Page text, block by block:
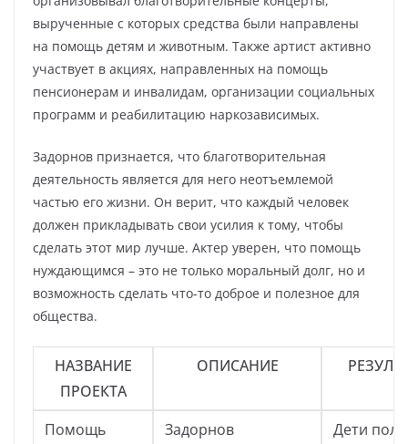
вырученные с которых средства были направлены
на помощь детям и животным. Также артист активно
участвует в акциях, направленных на помощь
пенсионерам и инвалидам, организации социальных
программ и реабилитацию наркозависимых.
Задорнов признается, что благотворительная
деятельность является для него неотъемлемой
частью его жизни. Он верит, что каждый человек
должен прикладывать свои усилия к тому, чтобы
сделать этот мир лучше. Актер уверен, что помощь
нуждающимся – это не только моральный долг, но и
возможность сделать что-то доброе и полезное для
общества.
НАЗВАНИЕ
ПРОЕКТА
ОПИСАНИЕ
Помощь
Задорнов
Дети